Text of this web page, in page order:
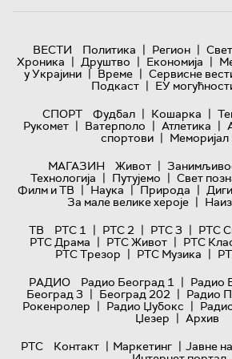
ВЕСТИ Политика | Регион | Свет
Хроника | Друштво | Економија |
у Украјини | Време | Сервисне
Подкаст | ЕУ
СПОРТ
Фудбал | Кошарка |
Рукомет | Ватерполо | Атлетика |
спортови |
МАГАЗИН
Живот |
Технологијa | Путујемо | Свет
Филм и ТВ | Наука | Природа |
За мале велике хероје |
ТВ
РТС 1 | РТС 2 | РТС 3 | РТС
РТС Драма | РТС Живот | РТС
РТС Трезор | РТС Музика |
РАДИО
Радио Београд 1 | Радио
Београд 3 | Београд 202 | Радио
Рокенролер | Радио Џубокс |
Џезер | Архив
РТС
Контакт | Маркетинг | Јавне